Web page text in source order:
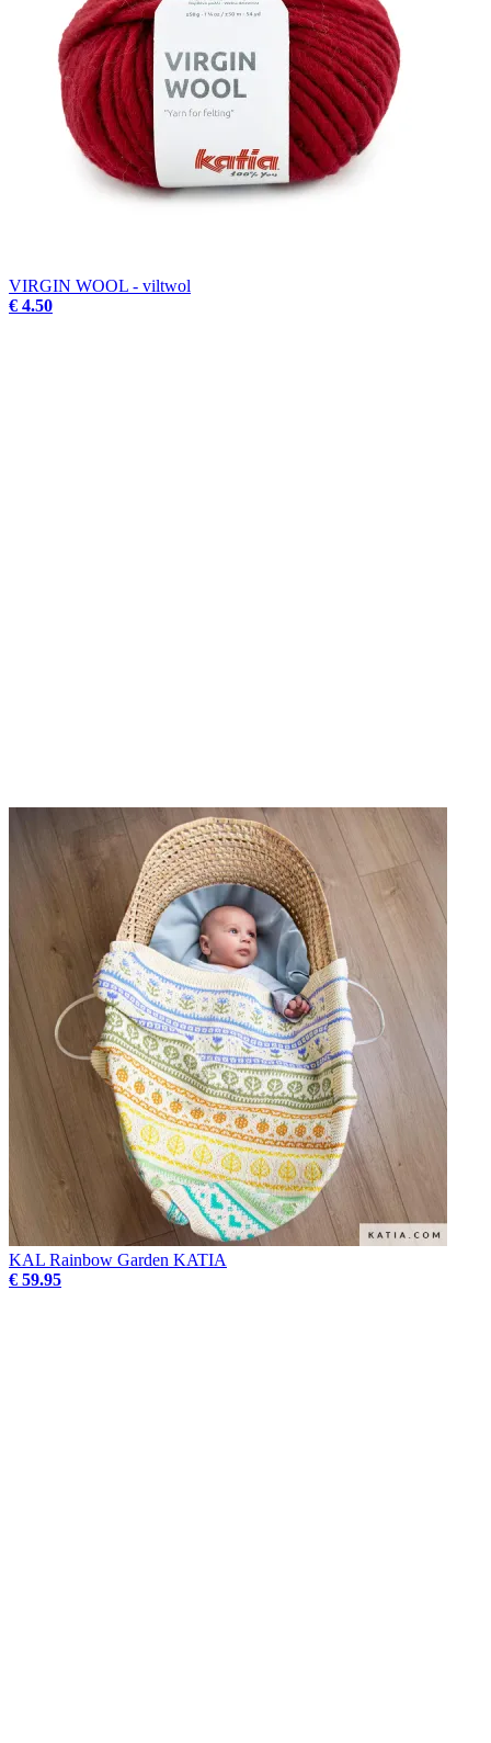
VIRGIN WOOL - viltwol
€ 4.50
KAL Rainbow Garden KATIA
€ 59.95